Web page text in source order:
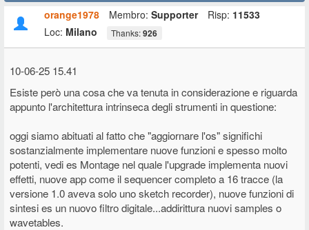
orange1978
Membro: Supporter Risp: 11533
Loc: Milano Thanks:926
10-06-25 15.41
Esiste però una cosa che va tenuta in considerazione e riguarda
appunto l'architettura intrinseca degli strumenti in questione:
oggi siamo abituati al fatto che "aggiornare l'os" significhi
sostanzialmente implementare nuove funzioni e spesso molto
potenti, vedi es Montage nel quale l'upgrade implementa nuovi
effetti, nuove app come il sequencer completo a 16 tracce (la
versione 1.0 aveva solo uno sketch recorder), nuove funzioni di
sintesi es un nuovo filtro digitale...addirittura nuovi samples o
wavetables.